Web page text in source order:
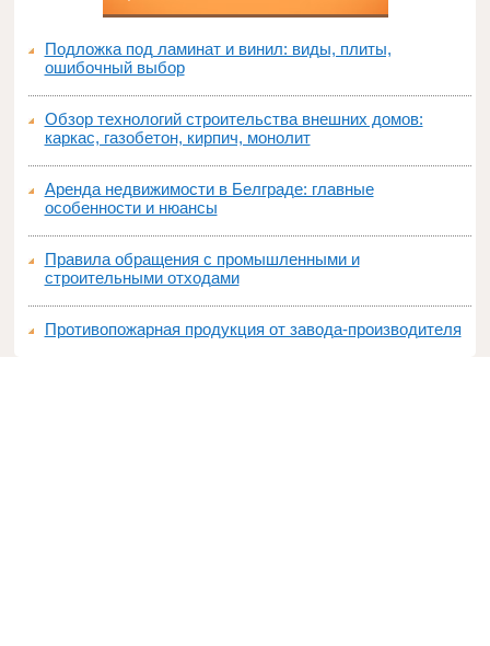
Подложка под ламинат и винил: виды, плиты,
ошибочный выбор
Обзор технологий строительства внешних домов:
каркас, газобетон, кирпич, монолит
Аренда недвижимости в Белграде: главные
особенности и нюансы
Правила обращения с промышленными и
строительными отходами
Противопожарная продукция от завода-производителя